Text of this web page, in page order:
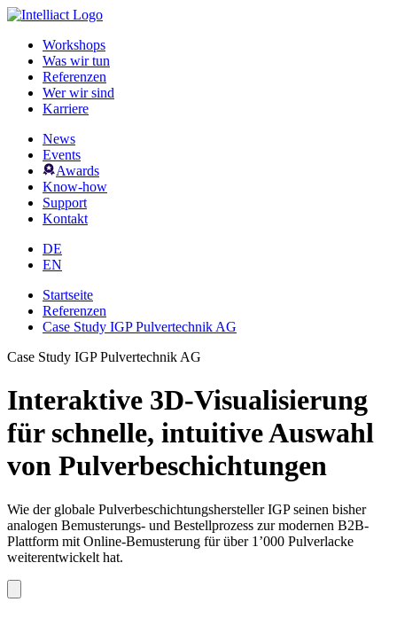
Workshops
Was wir tun
Referenzen
Wer wir sind
Karriere
News
Events
Awards
Know-how
Support
Kontakt
DE
EN
Startseite
Referenzen
Case Study IGP Pulvertechnik AG
Case Study IGP Pulvertechnik AG
Interaktive 3D-Visualisierung
für schnelle, intuitive Auswahl
von Pulverbeschichtungen
Wie der globale Pulverbeschichtungshersteller IGP seinen bisher
analogen Bemusterungs- und Bestellprozess zur modernen B2B-
Plattform mit Online-Bemusterung für über 1’000 Pulverlacke
weiterentwickelt hat.